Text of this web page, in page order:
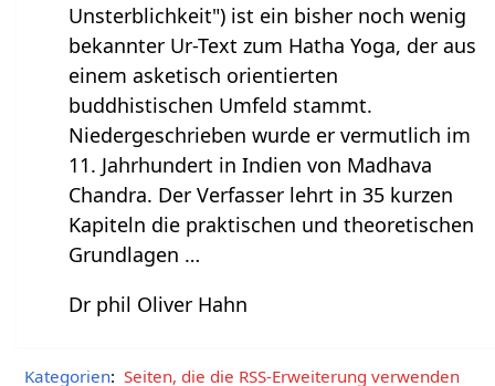
Unsterblichkeit") ist ein bisher noch wenig
bekannter Ur-Text zum Hatha Yoga, der aus
einem asketisch orientierten
buddhistischen Umfeld stammt.
Niedergeschrieben wurde er vermutlich im
11. Jahrhundert in Indien von Madhava
Chandra. Der Verfasser lehrt in 35 kurzen
Kapiteln die praktischen und theoretischen
Grundlagen …
Dr phil Oliver Hahn
Kategorien: Seiten, die die RSS-Erweiterung verwenden